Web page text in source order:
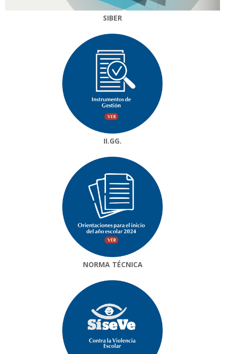
SIBER
II.GG.
NORMA TÉCNICA